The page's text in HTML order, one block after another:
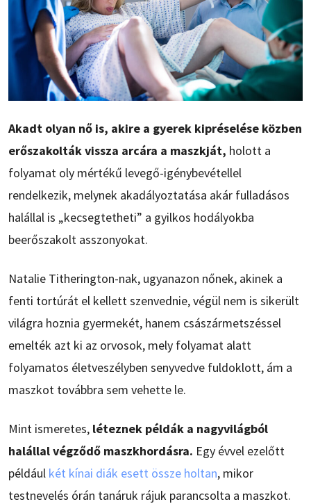
Akadt olyan nő is, akire a gyerek kipréselése közben
erőszakolták vissza arcára a maszkját, holott a
folyamat oly mértékű levegő-igénybevétellel
rendelkezik, melynek akadályoztatása akár fulladásos
halállal is „kecsegtetheti” a gyilkos hodályokba
beerőszakolt asszonyokat.
Natalie Titherington-nak, ugyanazon nőnek, akinek a
fenti tortúrát el kellett szenvednie, végül nem is sikerült
világra hoznia gyermekét, hanem császármetszéssel
emelték azt ki az orvosok, mely folyamat alatt
folyamatos életveszélyben senyvedve fuldoklott, ám a
maszkot továbbra sem vehette le.
Mint ismeretes, léteznek példák a nagyvilágból
halállal végződő maszkhordásra. Egy évvel ezelőtt
például két kínai diák esett össze holtan, mikor
testnevelés órán tanáruk rájuk parancsolta a maszkot.